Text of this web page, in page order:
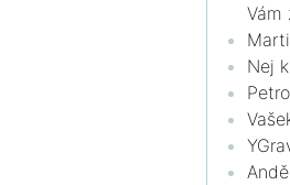
Vám
Nej